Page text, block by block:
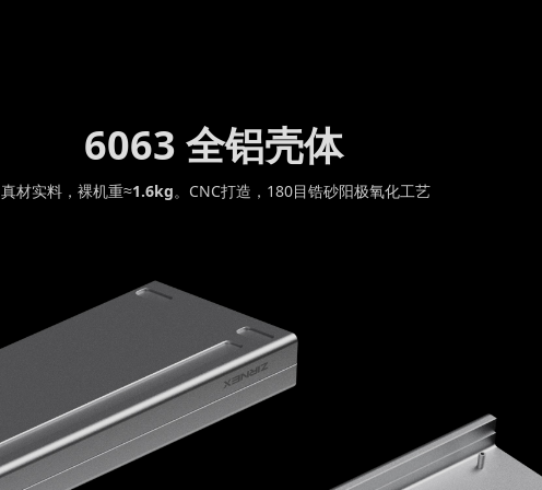
6063 全铝壳体
真材实料，裸机重≈1.6kg。CNC打造，180目锆砂阳极氧化工艺